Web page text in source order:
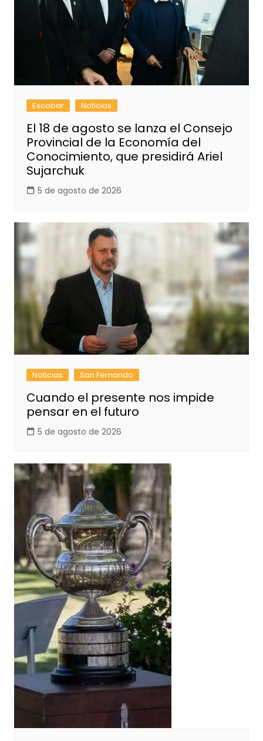
Escobar Noticias
El 18 de agosto se lanza el Consejo
Provincial de la Economía del
Conocimiento, que presidirá Ariel
Sujarchuk
5 de agosto de 2026
Noticias San Fernando
Cuando el presente nos impide
pensar en el futuro
5 de agosto de 2026